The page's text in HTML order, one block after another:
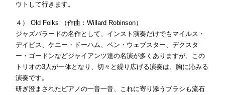
ウトして行きます。
４） Old Folks （作曲：Willard Robinson）
ジャズバラードの名作として、インスト演奏だけでもマイルス・
デイビス、ケニー・ドーハム、ベン・ウェブスター、デクスタ
ー・ゴードンなどジャイアンツ達の名演が多くありますが、この
トリオの3人が一体となり、切々と繰り広げる演奏は、胸に沁みる
演奏です。
研ぎ澄まされたピアノの一音一音、これに寄り添うブラシも流石